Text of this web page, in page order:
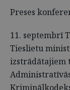
Preses
11. septembrī
Tieslietu
izstrādātajiem